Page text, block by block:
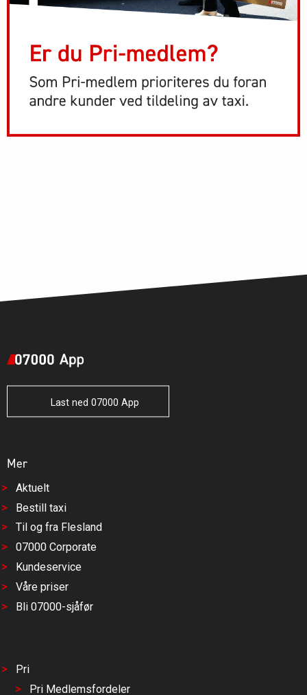
Last ned 07000 App
Mer
Aktuelt
Bestill taxi
Til og fra Flesland
07000 Corporate
Kundeservice
Våre priser
Bli 07000-sjåfør
Pri
Pri Medlemsfordeler